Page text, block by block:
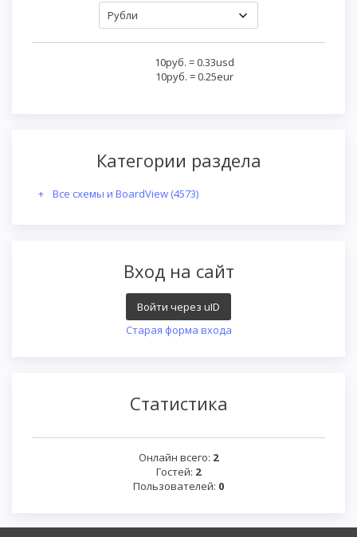
10руб. =0.33usd
10руб. =0.25eur
Категории раздела
Все схемы и BoardView (4573)
Вход на сайт
Войти через uID
Старая форма входа
Статистика
Онлайн всего: 2
Гостей: 2
Пользователей: 0